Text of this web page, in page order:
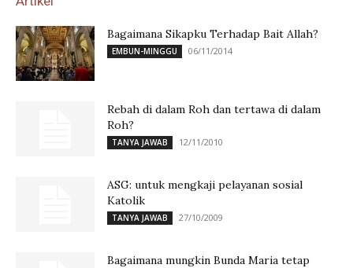
Bagaimana Sikapku Terhadap Bait Allah?
EMBUN-MINGGU 06/11/2014
Rebah di dalam Roh dan tertawa di dalam
Roh?
TANYA JAWAB 12/11/2010
ASG: untuk mengkaji pelayanan sosial
Katolik
TANYA JAWAB 27/10/2009
Bagaimana mungkin Bunda Maria tetap